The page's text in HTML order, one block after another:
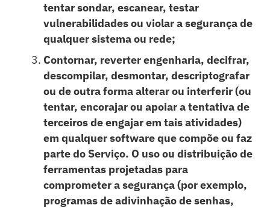
tentar sondar, escanear, testar
vulnerabilidades ou violar a segurança de
qualquer sistema ou rede;
Contornar, reverter engenharia, decifrar,
descompilar, desmontar, descriptografar
ou de outra forma alterar ou interferir (ou
tentar, encorajar ou apoiar a tentativa de
terceiros de engajar em tais atividades)
em qualquer software que compõe ou faz
parte do Serviço. O uso ou distribuição de
ferramentas projetadas para
comprometer a segurança (por exemplo,
programas de adivinhação de senhas,